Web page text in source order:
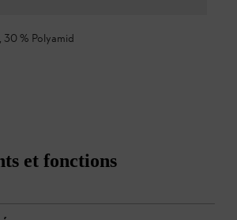
30 % Polyamid
et fonctions